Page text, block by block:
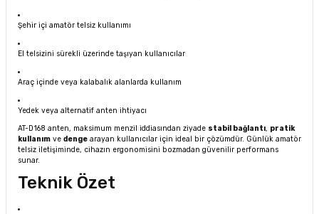
Şehir içi amatör telsiz kullanımı
El telsizini sürekli üzerinde taşıyan kullanıcılar
Araç içinde veya kalabalık alanlarda kullanım
Yedek veya alternatif anten ihtiyacı
AT-D168 anten, maksimum menzil iddiasından ziyade stabil bağlantı, pratik
kullanım ve denge arayan kullanıcılar için ideal bir çözümdür. Günlük amatör
telsiz iletişiminde, cihazın ergonomisini bozmadan güvenilir performans
sunar.
Teknik Özet